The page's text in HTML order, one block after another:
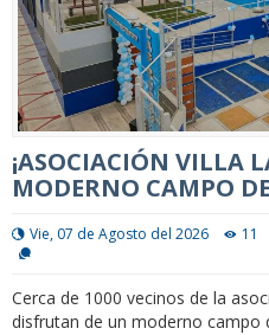
¡ASOCIACIÓN VILLA
MODERNO CAMPO
Vie, 07 de Agosto del 2026 11
Cerca de 1000 vecinos de la
disfrutan de un moderno campo